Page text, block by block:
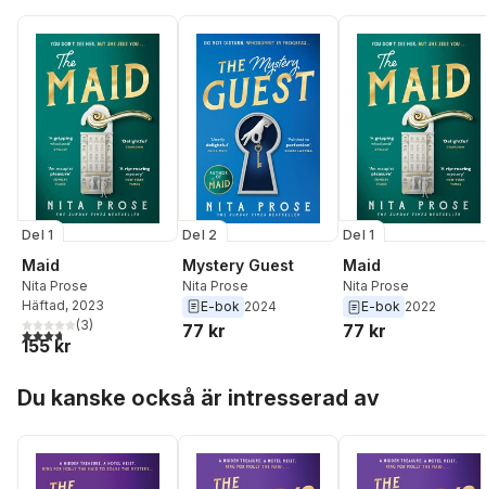
Del 1
Maid
Nita Prose
Häftad, 2023
3,7utav 5 stjärnor. Totalt antal röster:
(3)
155 kr
Del 2
Mystery Guest
Nita Prose
E-bok 2024
77 kr
Del 1
Maid
Nita Prose
E-bok 2022
77 kr
Du kanske också är intresserad av